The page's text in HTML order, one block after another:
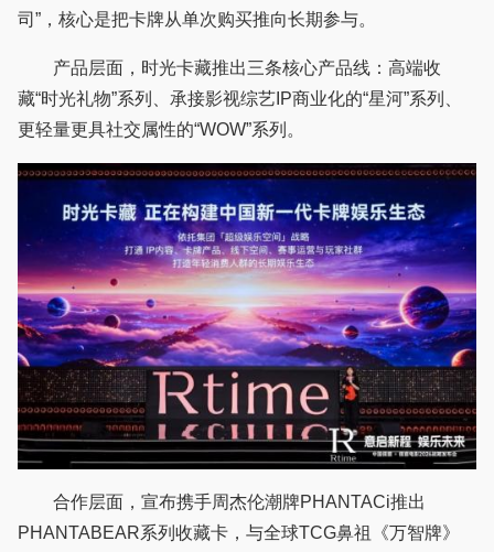
司”，核心是把卡牌从单次购买推向长期参与。
产品层面，时光卡藏推出三条核心产品线：高端收
藏“时光礼物”系列、承接影视综艺IP商业化的“星河”系列、
更轻量更具社交属性的“WOW”系列。
合作层面，宣布携手周杰伦潮牌PHANTACi推出
PHANTABEAR系列收藏卡，与全球TCG鼻祖《万智牌》